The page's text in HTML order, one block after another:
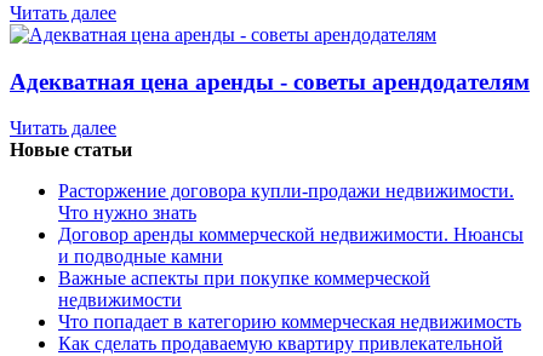
Читать далее
Адекватная цена аренды - советы арендодателям
Читать далее
Новые статьи
Расторжение договора купли-продажи недвижимости.
Что нужно знать
Договор аренды коммерческой недвижимости. Нюансы
и подводные камни
Важные аспекты при покупке коммерческой
недвижимости
Что попадает в категорию коммерческая недвижимость
Как сделать продаваемую квартиру привлекательной